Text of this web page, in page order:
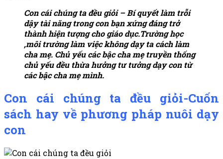
Con cái chúng ta đều giỏi – Bí quyết làm trỗi
dậy tài năng trong con bạnxứng đáng trở
thành hiện tượng cho giáo dục.Trường học
,môi trường làm việc không dạy ta cách làm
cha mẹ. Chủ yếu các bậc cha mẹ truyền thống
chủ yếu đều thừa hưởng tư tưởng dạy con từ
các bậc cha mẹ mình.
Con cái chúng ta đều giỏi-Cuốn
sách hay về phương pháp nuôi dạy
con